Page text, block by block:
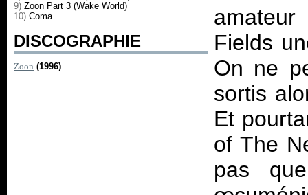
9) Zoon Part 3 (Wake World)
10) Coma
DISCOGRAPHIE
Zoon (1996)
Fields
On ne
sortis
Et
of The
pas